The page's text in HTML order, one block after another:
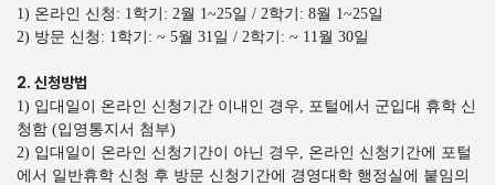
1) 온라인 신청: 1학기: 2월 1~25일 / 2학기: 8월 1~25일
2) 방문 신청: 1학기: ~ 5월 31일 / 2학기: ~ 11월 30일
2. 신청방법
1) 입대일이 온라인 신청기간 이내인 경우, 포털에서 군입대 휴학 신
청함 (입영통지서 첨부)
2) 입대일이 온라인 신청기간이 아닌 경우, 온라인 신청기간에 포털
에서 일반휴학 신청 후 방문 신청기간에 경영대학 행정실에 붙임의